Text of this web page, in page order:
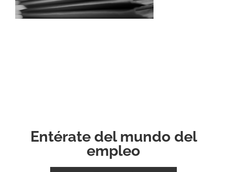
Entérate del mundo del
empleo